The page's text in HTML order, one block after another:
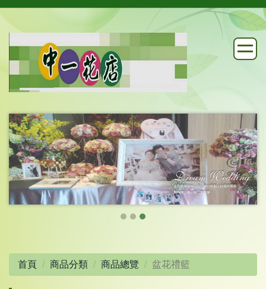
首頁 商品分類 商品總覽 盆花禮籃